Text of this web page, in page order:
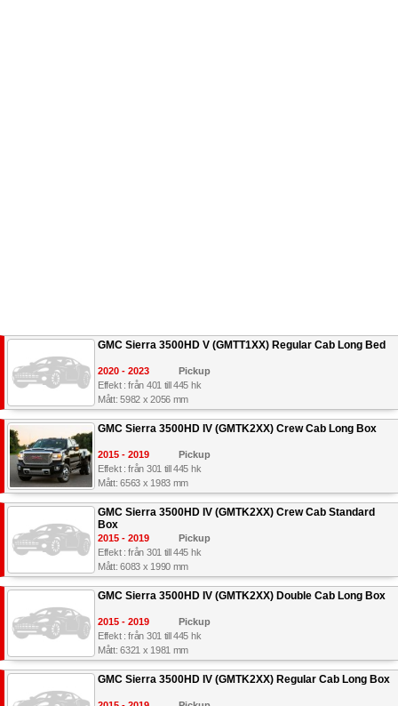
GMC Sierra 3500HD V (GMTT1XX) Regular Cab Long Bed
2020 - 2023
Pickup
Effekt : från 401 till 445 hk
Mått: 5982 x 2056 mm
GMC Sierra 3500HD IV (GMTK2XX) Crew Cab Long Box
2015 - 2019
Pickup
Effekt : från 301 till 445 hk
Mått: 6563 x 1983 mm
GMC Sierra 3500HD IV (GMTK2XX) Crew Cab Standard
Box
2015 - 2019
Pickup
Effekt : från 301 till 445 hk
Mått: 6083 x 1990 mm
GMC Sierra 3500HD IV (GMTK2XX) Double Cab Long Box
2015 - 2019
Pickup
Effekt : från 301 till 445 hk
Mått: 6321 x 1981 mm
GMC Sierra 3500HD IV (GMTK2XX) Regular Cab Long Box